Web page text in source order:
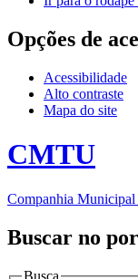
Opções de
Acessibilidade
Alto contraste
Mapa do site
CMTU
Companhia Municipal
Buscar no
Busca